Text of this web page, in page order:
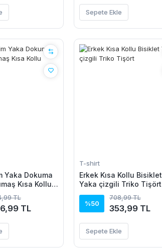
Sepete Ekle
Yaka Dokuma
Kısa Kollu
TL
TL
T-shirt
Erkek Kısa Kollu Bisiklet
Yaka çizgili Triko Tişört
%50
708,99 TL
353,99 TL
Sepete Ekle